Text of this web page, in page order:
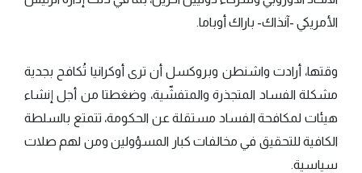
الأمريكي -آنذاك- باراك أوباما.
وقتها، أرادت واشنطن وبروكسل أن ترى أوكرانيا تُكافح بجدية
مشكلة الفساد المتجذرة والمتفشّية، وضغطتا من أجل إنشاء
هيئات لمكافحة الفساد مستقلة عن الحكومة، تتمتع بالسلطة
الكافية للتحقيق في مخالفات كبار المسؤولين ومن لهم صلات
سياسية.